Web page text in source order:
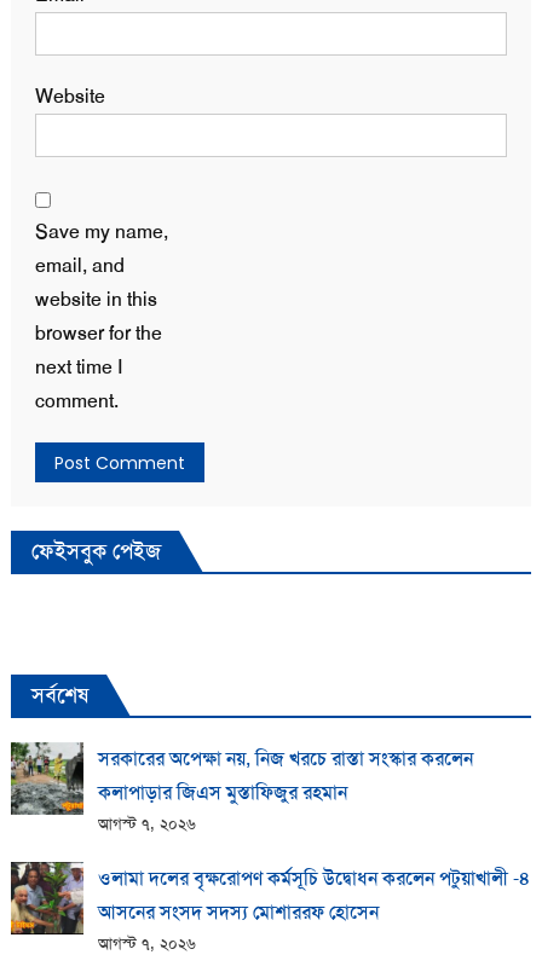
Website
Save my name,
email, and
website in this
browser for the
next time I
comment.
ফেইসবুক পেইজ
সর্বশেষ
সরকারের অপেক্ষা নয়, নিজ খরচে রাস্তা সংস্কার করলেন
কলাপাড়ার জিএস মুস্তাফিজুর রহমান
আগস্ট ৭, ২০২৬
ওলামা দলের বৃক্ষরোপণ কর্মসূচি উদ্বোধন করলেন পটুয়াখালী -৪
আসনের সংসদ সদস্য মোশাররফ হোসেন
আগস্ট ৭, ২০২৬